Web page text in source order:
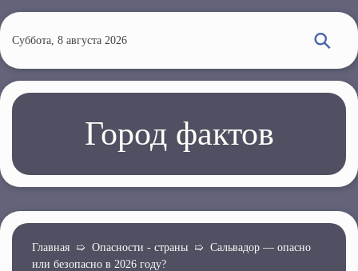
е
р
й
о
н
Суббота, 8 августа 2026
Город фактов
Главная ➯ Опасности - страны ➯ Сальвадор — опасно
или безопасно в 2026 году?